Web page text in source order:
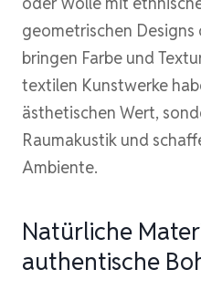
geometrischen
bringen Farbe und
textilen Kunstwerke
ästhetischen Wert,
Raumakustik und
Ambiente.
Natürliche
authentische